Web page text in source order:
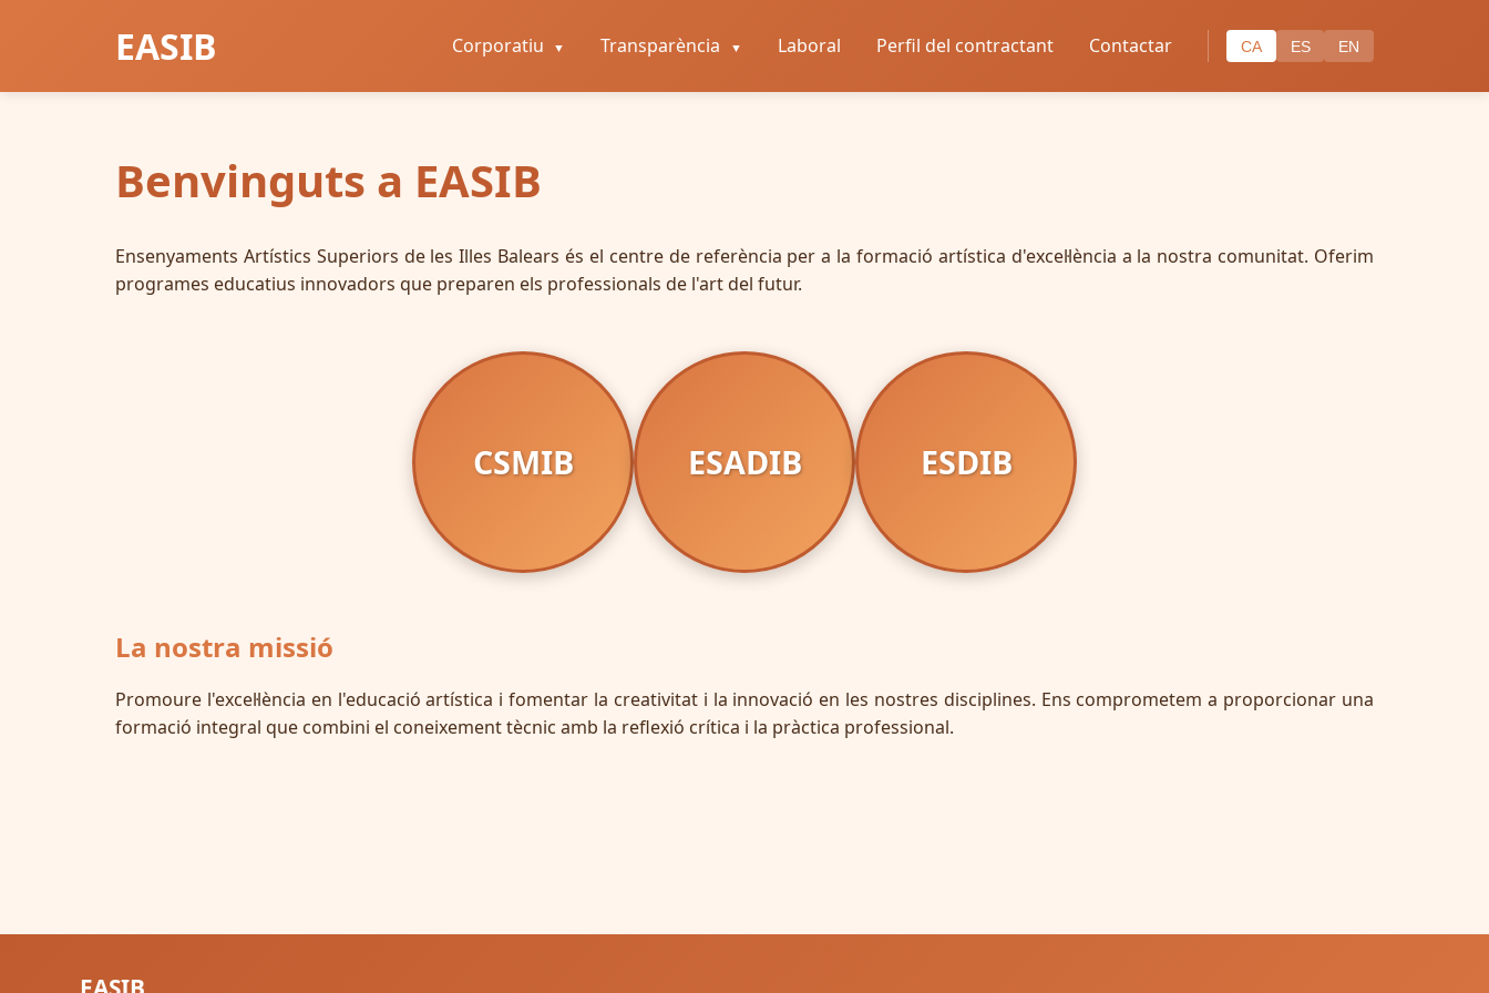
EASIB Corporatiu ▼ Transparència ▼ Laboral Perfil del contractant Contactar CA ES EN
Benvinguts a EASIB
Ensenyaments Artístics Superiors de les Illes Balears és el centre de referència per a la formació artística d'excel·lència a la nostra comunitat. Oferim
programes educatius innovadors que preparen els professionals de l'art del futur.
CSMIB ESADIB ESDIB
La nostra missió
Promoure l'excel·lència en l'educació artística i fomentar la creativitat i la innovació en les nostres disciplines. Ens comprometem a proporcionar una
formació integral que combini el coneixement tècnic amb la reflexió crítica i la pràctica professional.